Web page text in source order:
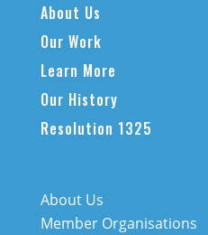
About Us
Our Work
Learn More
Our History
Resolution 1325
About Us
Member Organisations